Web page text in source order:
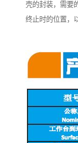
壳的封装，需要
终止时的位置，